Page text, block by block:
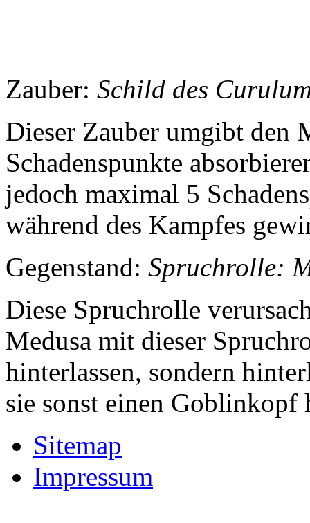
Zauber: Schild des
Dieser Zauber umgibt den
Schadenspunkte
jedoch maximal 5
während des Kampfes
Gegenstand: Spruchrolle:
Diese Spruchrolle
Medusa mit dieser
hinterlassen, sondern
sie sonst einen Goblinkopf
Sitemap
Impressum